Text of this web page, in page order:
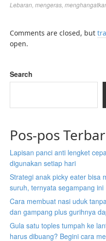
Lebaran mengeras
Comments are closed, but
open.
Search
Pos-pos
Lapisan panci anti lengket
digunakan setiap hari
Strategi anak picky eater bisa
suruh, ternyata segampang ini
Cara membuat nasi uduk
dan gampang plus gurihnya
Gula satu toples tumpah ke
harus dibuang? Begini cara